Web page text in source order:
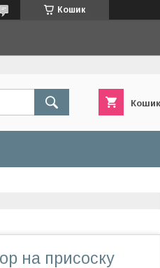
Кошик
Кошик
на присоску